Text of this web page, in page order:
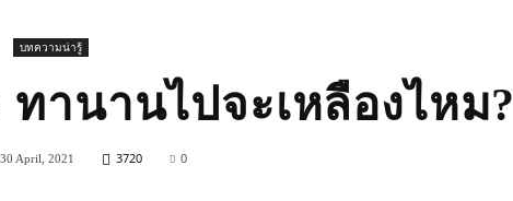
บทความน่ารู้
านานไปจะเหลืองไหม?
30 April, 2021 3720 0